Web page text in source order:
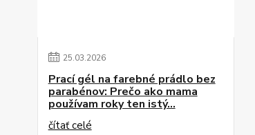
25.03.2026
Prací gél na farebné prádlo bez
parabénov: Prečo ako mama
používam roky ten istý...
čítať celé